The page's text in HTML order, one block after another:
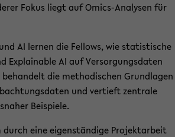
Fokus liegt auf Omics-​Analysen für
AI ler­nen die Fel­lows, wie sta­tis­ti­sche
Ex­plain­able AI auf Ver­sor­gungs­da­ten
die me­tho­di­schen Grund­la­gen
und ver­tieft zen­tra­le
Bei­spie­le.
eine ei­gen­stän­di­ge Pro­jekt­ar­beit